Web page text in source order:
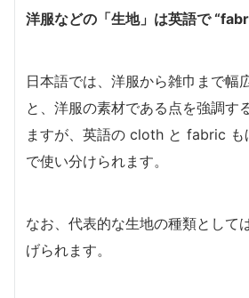
洋服などの「生地」は英語で
日本語では、洋服から雑巾まで幅
と、洋服の素材である点を強調す
ますが、英語の cloth と fabric も
で使い分けられます。
なお、代表的な生地の種類として
げられます。